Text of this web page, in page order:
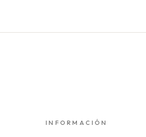
INFORMACIÓN